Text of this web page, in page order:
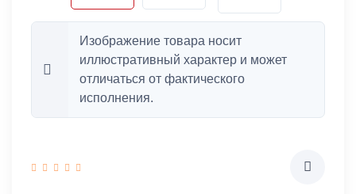
Изображение товара носит
иллюстративный характер и может
отличаться от фактического
исполнения.